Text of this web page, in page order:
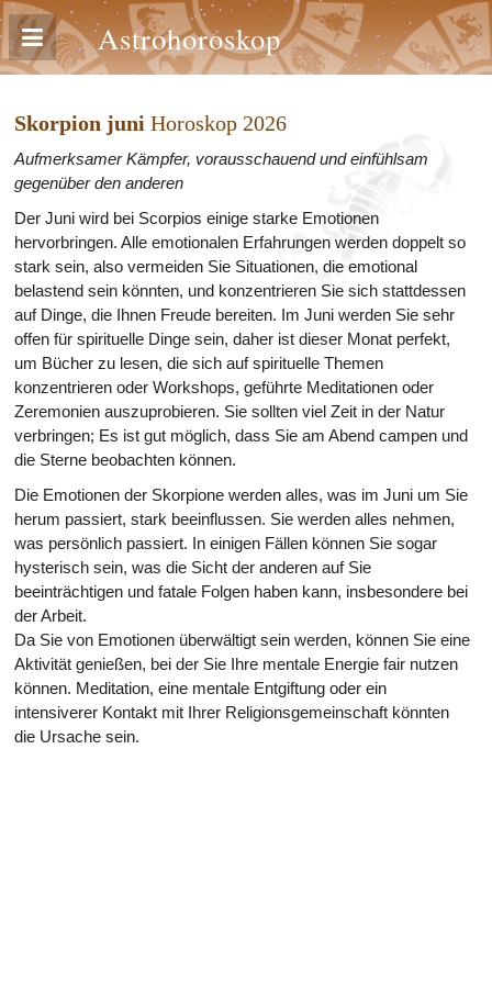
Astrohoroskop
Skorpion juni Horoskop 2026
Aufmerksamer Kämpfer, vorausschauend und einfühlsam
gegenüber den anderen
Der Juni wird bei Scorpios einige starke Emotionen
hervorbringen. Alle emotionalen Erfahrungen werden doppelt so
stark sein, also vermeiden Sie Situationen, die emotional
belastend sein könnten, und konzentrieren Sie sich stattdessen
auf Dinge, die Ihnen Freude bereiten. Im Juni werden Sie sehr
offen für spirituelle Dinge sein, daher ist dieser Monat perfekt,
um Bücher zu lesen, die sich auf spirituelle Themen
konzentrieren oder Workshops, geführte Meditationen oder
Zeremonien auszuprobieren. Sie sollten viel Zeit in der Natur
verbringen; Es ist gut möglich, dass Sie am Abend campen und
die Sterne beobachten können.
Die Emotionen der Skorpione werden alles, was im Juni um Sie
herum passiert, stark beeinflussen. Sie werden alles nehmen,
was persönlich passiert. In einigen Fällen können Sie sogar
hysterisch sein, was die Sicht der anderen auf Sie
beeinträchtigen und fatale Folgen haben kann, insbesondere bei
der Arbeit.
Da Sie von Emotionen überwältigt sein werden, können Sie eine
Aktivität genießen, bei der Sie Ihre mentale Energie fair nutzen
können. Meditation, eine mentale Entgiftung oder ein
intensiverer Kontakt mit Ihrer Religionsgemeinschaft könnten
die Ursache sein.